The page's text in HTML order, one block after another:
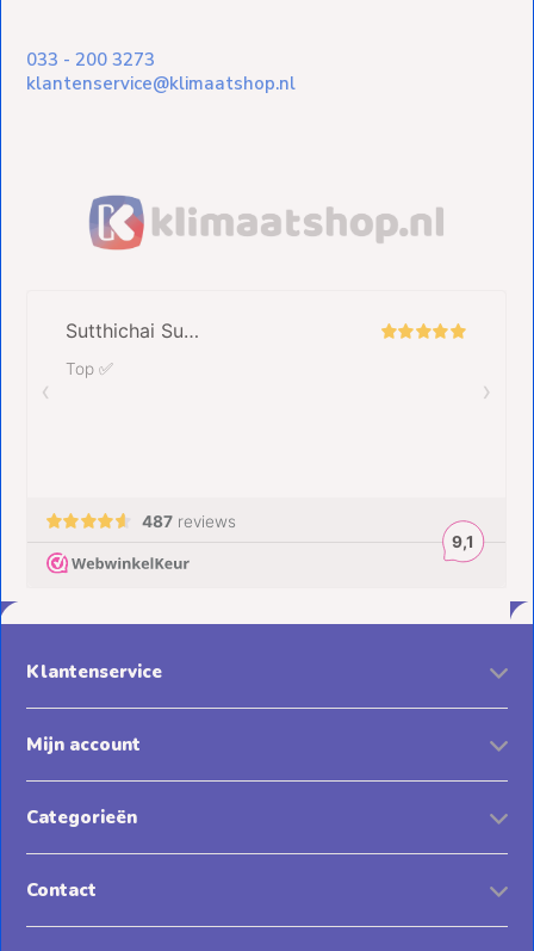
033 - 200 3273
klantenservice@klimaatshop.nl
Klantenservice
Mijn account
Categorieën
Contact